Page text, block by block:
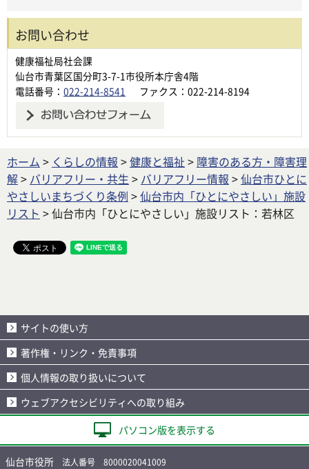
お問い合わせ
健康福祉局社会課
仙台市青葉区国分町3-7-1市役所本庁舎4階
電話番号： 022-214-8541 ファクス：022-214-8194
ホーム > くらしの情報 >健康と福祉 > 障害のある方・障害理
解> バリアフリー・共生 > バリアフリー情報 >仙台市ひとに
やさしいまちづくり条例 >仙台市内「ひとにやさしい」施設
リスト > 仙台市内「ひとにやさしい」施設リスト：若林区
サイトの使い方
著作権・リンク・免責事項
個人情報の取り扱いについて
ウェブアクセシビリティへの取り組み
パソコン版を表示する
仙台市役所 法人番号 8000020041009